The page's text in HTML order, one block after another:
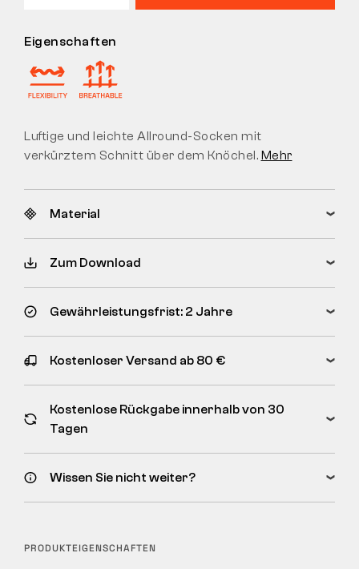
Eigenschaften
Luftige und leichte Allround-Socken mit
verkürztem Schnitt über dem Knöchel. Mehr
Material
Zum Download
Gewährleistungsfrist: 2 Jahre
Kostenloser Versand ab 80 €
Kostenlose Rückgabe innerhalb von 30
Tagen
Wissen Sie nicht weiter?
PRODUKTEIGENSCHAFTEN